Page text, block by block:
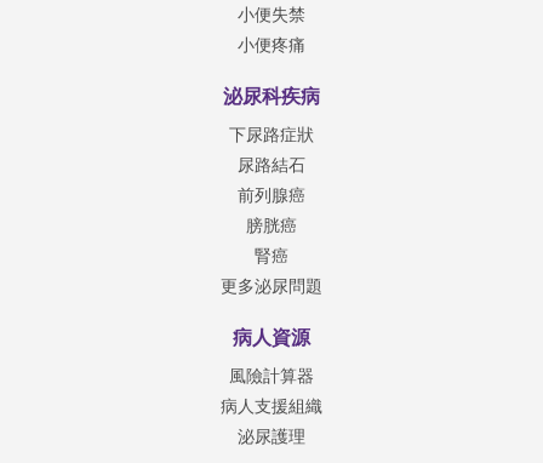
小便失禁
小便疼痛
泌尿科疾病
下尿路症狀
尿路結石
前列腺癌
膀胱癌
腎癌
更多泌尿問題
病人資源
風險計算器
病人支援組織
泌尿護理